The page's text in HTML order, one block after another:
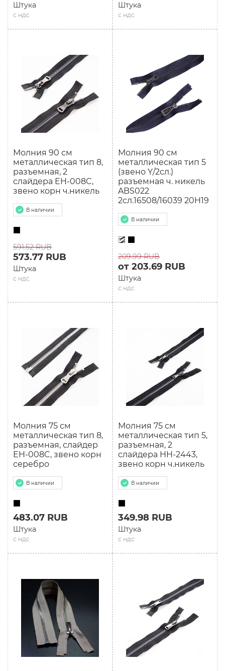
с ндс
Штука
с ндс
Штука
Молния 90 см
мeталлическая тип 8,
разъемная, 2
слайдера EH-008C,
звено корн ч.никель
В наличии
591.52 RUB
с ндс
573.77 RUB
Штука
Молния 90 см
мeталлическая тип 5
(звено Y/2cл.)
разъемная ч. никель
ABS022
2сл.16508/16039 20H19
В наличии
209.99 RUB
с ндс
от 203.69 RUB
Штука
Молния 75 см
мeталлическая тип 8,
разъемная, слайдер
EH-008C, звено корн
серебро
В наличии
с ндс
483.07 RUB
Штука
Молния 75 см
мeталлическая тип 5,
разъемная, 2
слайдера HH-2443,
звено корн ч.никель
В наличии
с ндс
349.98 RUB
Штука